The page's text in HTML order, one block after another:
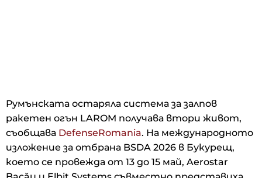
Румънската остаряла система за залпов
ракетен огън LAROM получава втори живот,
съобщава DefenseRomania. На международното
изложение за отбрана BSDA 2026 в Букурещ,
което се провежда от 13 до 15 май, Aerostar